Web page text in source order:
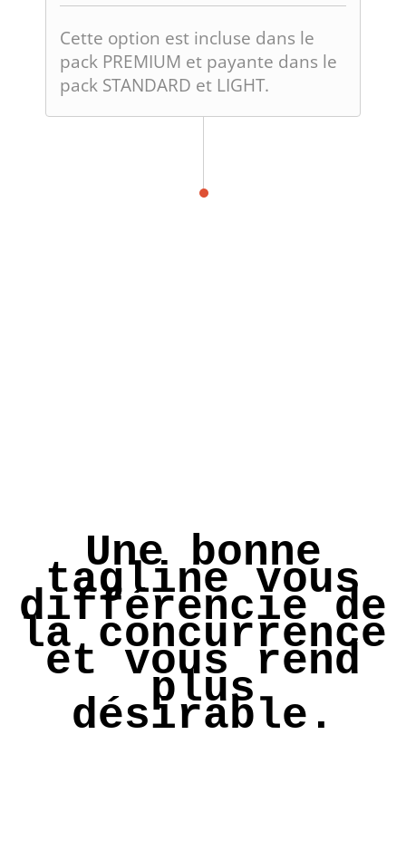
Cette option est incluse dans le
pack PREMIUM et payante dans le
pack STANDARD et LIGHT.
Une bonne
tagline vous
différencie de
la concurrence
et vous rend
plus
désirable.